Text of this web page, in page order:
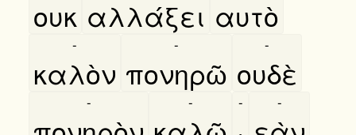
ουκ αλλάξει αυτὸ
καλὸν
-
πονηρῶ
-
ουδὲ
-
- - - -